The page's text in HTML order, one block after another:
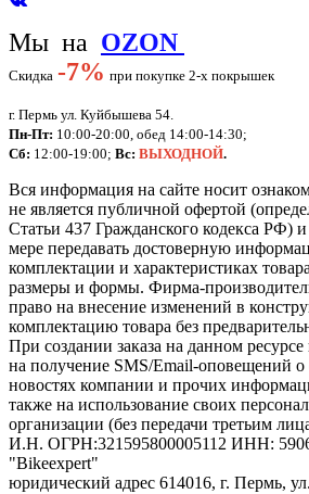
Мы на OZON
Скидка -7% при покупке 2-х покрышек
г. Пермь ул. Куйбышева 54.
Пн-Пт: 10:00-20:00, обед 14:00-14:30;
Сб: 12:00-19:00; Вс: ВЫХОДНОЙ.
Вся информация на сайте носит
не является публичной офертой
Статьи 437 Гражданского кодекса РФ)
мере передавать достоверную
комплектации и характеристиках
размеры и формы. Фирма-
право на внесение изменений в
комплектацию товара без
При создании заказа на данном ресурсе
на получение SMS/Email-оповещений о
новостях компании и прочих
также на использование своих
организации (без передачи третьим
И.Н. ОГРН:321595800005112 ИНН:
"Bikeexpert"
юридический адрес 614016, г. Пермь,